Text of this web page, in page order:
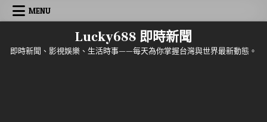
Skip to content
MENU
Lucky688 即時新聞
即時新聞、影視娛樂、生活時事——每天為你掌握台灣與世界最新動態。